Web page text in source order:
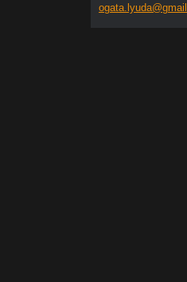
ogata.lyuda@gmai